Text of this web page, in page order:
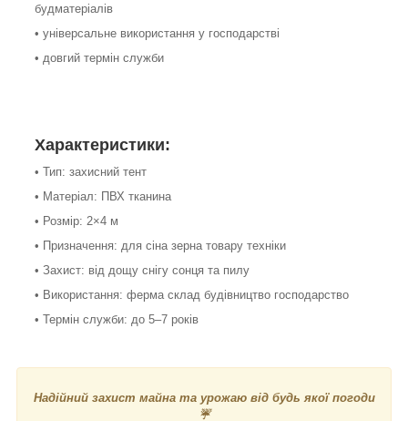
будматеріалів
• універсальне використання у господарстві
• довгий термін служби
Характеристики:
• Тип: захисний тент
• Матеріал: ПВХ тканина
• Розмір: 2×4 м
• Призначення: для сіна зерна товару техніки
• Захист: від дощу снігу сонця та пилу
• Використання: ферма склад будівництво господарство
• Термін служби: до 5–7 років
Надійний захист майна та урожаю від будь якої погоди
☔